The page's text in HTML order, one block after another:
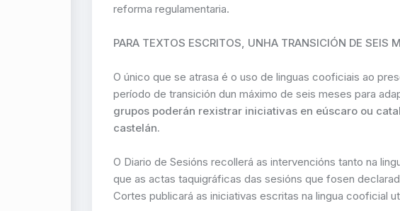
reforma regulamentaria.
PARA TEXTOS ESCRITOS, UNHA TRANSICIÓN DE SEIS
O único que se atrasa é o uso de linguas cooficiais ao
período de transición dun máximo de seis meses para
grupos poderán rexistrar iniciativas en eúscaro ou
castelán.
O Diario de Sesións recollerá as intervencións tanto na
que as actas taquigráficas das sesións que fosen
Cortes publicará as iniciativas escritas na lingua cooficial